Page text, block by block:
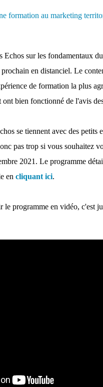
Echos sur les fondamentaux
en distanciel. Le
de formation la plus
ont bien fonctionné de l'avis
se tiennent avec des
pas trop si vous souhaitez
2021. Le programme
en cliquant ici.
le programme en vidéo, c'est